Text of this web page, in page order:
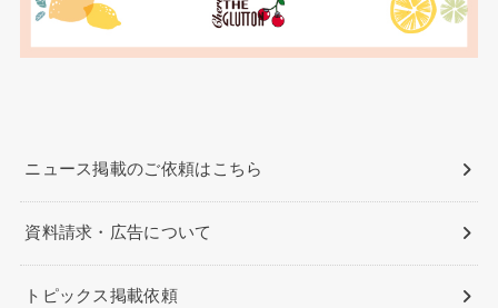
ニュース掲載のご依頼はこちら
資料請求・広告について
トピックス掲載依頼